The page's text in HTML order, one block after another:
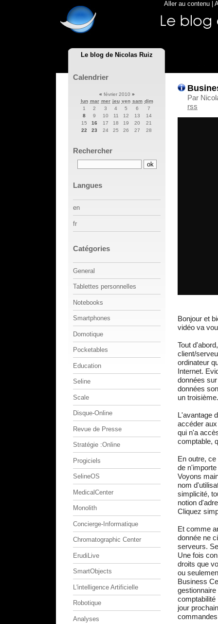
Le blog de Nicolas Ruiz
Aller au contenu
Par
rss
Bonjour et
vidéo va
Tout
client/
ordinateur
Internet.
données
données
un troisième.
L'avantage
accéder
qui n'a
comptable,
En outre,
de
Voyons
nom
simplicité,
notion
Cliquez
Et comme
donnée ne
serveurs.
Une fois
droits que
ou
Business
comptabilité
jour
Calendrier
« février 2010 »
lun mar mer jeu ven sam dim
1
2 3 4 5 6
7
8
9 10 11 12 13
14
15
16 17 18 19 20
21
22
23 24 25 26 27 28
Rechercher
Langues
en
fr
Catégories
General
Tablettes personnelles
Notebooks
Smartphones
Domotique
Pocketables
Education
Seline
Scale
Disque-Online
Revue de Presse
Stratégie :Online
Progiciels
SelineOS
MedicalCenter
Monolith
Concierge-Informatique
Chromatographic Center
ErudiLive
SmartObjects
L'intelligence Artificielle
Robotique
Analyses